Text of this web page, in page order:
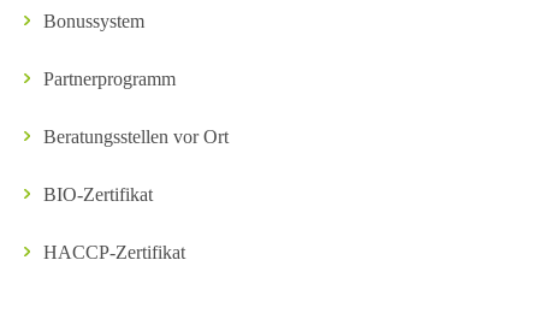
Bonussystem
Partnerprogramm
Beratungsstellen vor Ort
BIO-Zertifikat
HACCP-Zertifikat